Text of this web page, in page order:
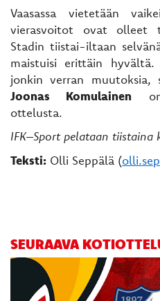
Vaasassa vietetään
vierasvoitot ovat olleet
Stadin tiistai-iltaan
maistuisi erittäin hyvältä.
jonkin verran muutoksia,
Joonas Komulainen on
ottelusta.
IFK–Sport pelataan tiistaina
Teksti: Olli Seppälä (
SEURAAVA